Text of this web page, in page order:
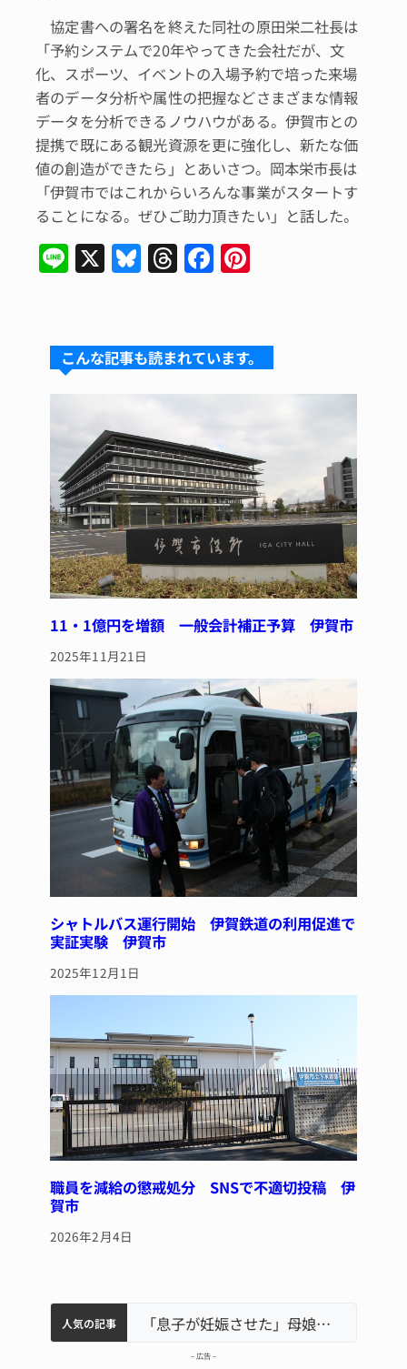
協定書への署名を終えた同社の原田栄二社長は
「予約システムで20年やってきた会社だが、文
化、スポーツ、イベントの入場予約で培った来場
者のデータ分析や属性の把握などさまざまな情報
データを分析できるノウハウがある。伊賀市との
提携で既にある観光資源を更に強化し、新たな価
値の創造ができたら」とあいさつ。岡本栄市長は
「伊賀市ではこれからいろんな事業がスタートす
ることになる。ぜひご助力頂きたい」と話した。
Li
n
X Bl
u
s
k
y
T
hr
a
d
s
F
a
e
b
o
k
re
st
こんな記事も読まれています。
11・1億円を増額 一般会計補正予算 伊賀市
2025年11月21日
シャトルバス運行開始 伊賀鉄道の利用促進で
実証実験 伊賀市
2025年12月1日
職員を減給の懲戒処分 SNSで不適切投稿 伊
賀市
2026年2月4日
人気の記事
名張市水道料金47％値上げへ 答申案、審議会で大筋まとまる
中学校の陶壁モニュメント 地元建設会社がボランティアで清掃 伊賀名張市立病院のDMAT、熊本地震の被災地へ 能登以来3回目の派遣 「息子が妊娠させた」母娘だまされ400万円詐欺被害 名張
– 広告 –